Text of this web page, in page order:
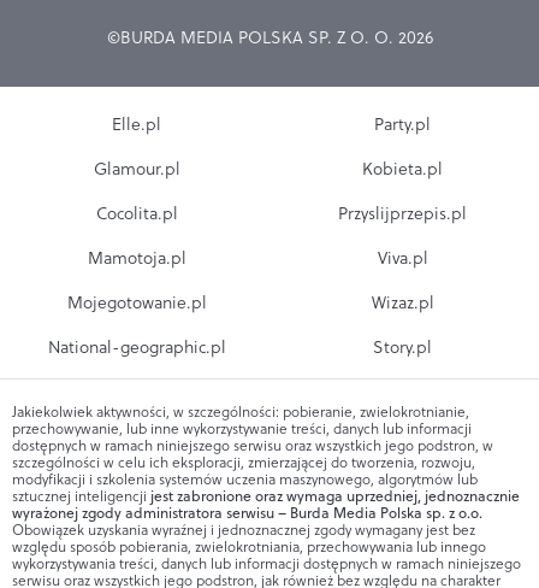
©BURDA MEDIA POLSKA SP. Z O. O. 2026
Elle.pl
Glamour.pl
Cocolita.pl
Mamotoja.pl
Mojegotowanie.pl
National-geographic.pl
Party.pl
Kobieta.pl
Przyslijprzepis.pl
Viva.pl
Wizaz.pl
Story.pl
Jakiekolwiek aktywności, w szczególności: pobieranie, zwielokrotnianie,
przechowywanie, lub inne wykorzystywanie treści, danych lub informacji
dostępnych w ramach niniejszego serwisu oraz wszystkich jego podstron, w
szczególności w celu ich eksploracji, zmierzającej do tworzenia, rozwoju,
modyfikacji i szkolenia systemów uczenia maszynowego, algorytmów lub
sztucznej inteligencji jest zabronione oraz wymaga uprzedniej, jednoznacznie
wyrażonej zgody administratora serwisu – Burda Media Polska sp. z o.o.
Obowiązek uzyskania wyraźnej i jednoznacznej zgody wymagany jest bez
względu sposób pobierania, zwielokrotniania, przechowywania lub innego
wykorzystywania treści, danych lub informacji dostępnych w ramach niniejszego
serwisu oraz wszystkich jego podstron, jak również bez względu na charakter